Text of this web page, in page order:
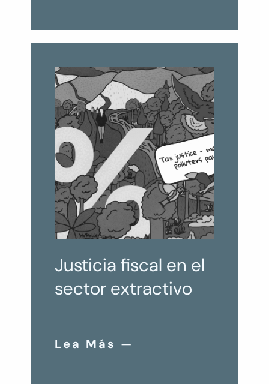
Justicia fiscal en el
sector extractivo
Lea Más —